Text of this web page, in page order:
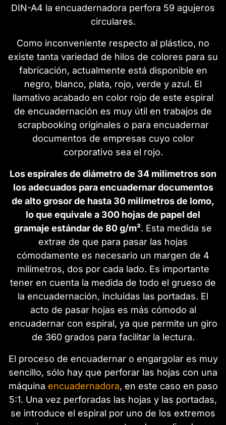
DIN-A4 la encuadernadora perfora 59 agujeros
circulares.
Como inconveniente respecto al plástico, no
existe tanta variedad de hilos de colores para su
fabricación, actualmente está disponible en
negro, blanco, plata, rojo, verde y azul. El
llamativo acabado en color rojo de este espiral
de encuadernación es muy útil en trabajos de
scrapbooking originales o para encuadernar
documentos de empresas cuyo color
corporativo sea el rojo.
Los espirales de diámetro de 34 milímetros son
los adecuados para encuadernar documentos
de alto grosor de hasta 30 milímetros de lomo,
lo que equivale a 300 hojas de papel del
gramaje estándar de 80 g/m². Esta medida se
extrae de que para pasar las hojas
cómodamente es necesario un margen de 4
milímetros, dos por cada lado. Es importante
tener en cuenta la medida de todo el grueso de
la encuadernación, incluidas las portadas. El
acto de pasar hojas es más cómodo al
encuadernar con espiral, ya que permite un giro
de 360 grados para facilitar la lectura.
El proceso de encuadernar o engargolar es muy
sencillo, sólo hay que perforar las hojas con una
máquina encuadernadora, en este caso en paso
5:1. Una vez perforadas las hojas y las portadas,
se introduce el espiral por uno de los extremos